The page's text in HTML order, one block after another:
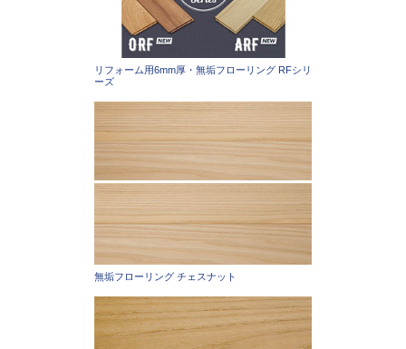
リフォーム用6mm厚・無垢フローリング RFシリ
ーズ
無垢フローリング チェスナット